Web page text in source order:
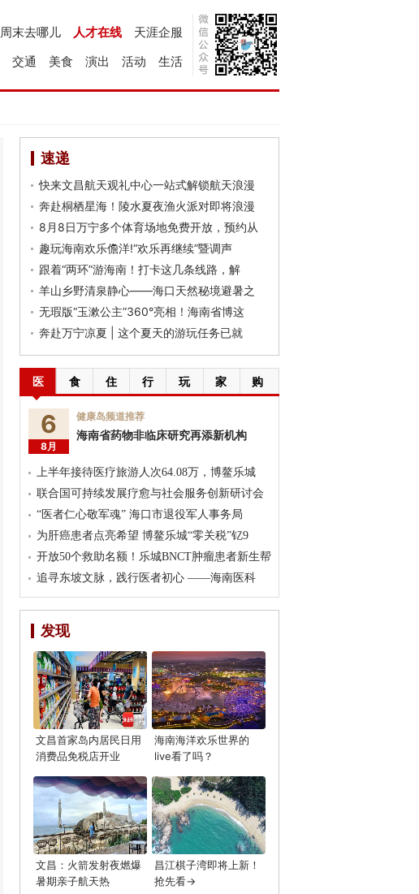
天涯企服
人才在线
周末去哪儿
生活
活动
演出
美食
交通
速递
快来文昌航天观礼中心一站式解锁航天浪漫
奔赴桐栖星海！陵水夏夜渔火派对即将浪漫
8月8日万宁多个体育场地免费开放，预约从
趣玩海南欢乐儋洋!“欢乐再继续”暨调声
跟着“两环”游海南！打卡这几条线路，解
羊山乡野清泉静心——海口天然秘境避暑之
无瑕版“玉漱公主”360°亮相！海南省博这
奔赴万宁凉夏 | 这个夏天的游玩任务已就
医 食 住 行 玩 家 购
6
8月
健康岛频道推荐
海南省药物非临床研究再添新机构
上半年接待医疗旅游人次64.08万，博鳌乐城
联合国可持续发展疗愈与社会服务创新研讨会
“医者仁心敬军魂” 海口市退役军人事务局
为肝癌患者点亮希望 博鳌乐城“零关税”钇9
开放50个救助名额！乐城BNCT肿瘤患者新生帮
追寻东坡文脉，践行医者初心 ——海南医科
发现
文昌首家岛内居民日用
消费品免税店开业
海南海洋欢乐世界的
live看了吗？
文昌：火箭发射夜燃爆
暑期亲子航天热
昌江棋子湾即将上新！
抢先看→